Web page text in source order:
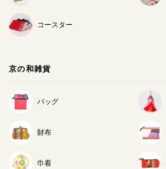
コースター
京の和雑貨
バッグ
財布
巾着